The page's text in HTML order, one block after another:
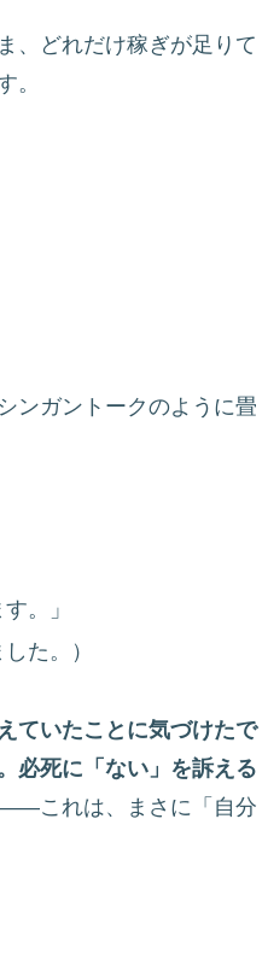
、どれだけ稼ぎが足りて
。
ンガントークのように畳
。」
た。）
ていたことに気づけたで
必死に「ない」を訴える
これは、まさに「自分